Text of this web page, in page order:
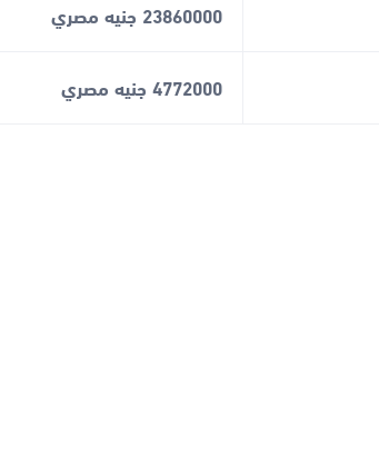
23860000 جنيه مصري
4772000 جنيه مصري